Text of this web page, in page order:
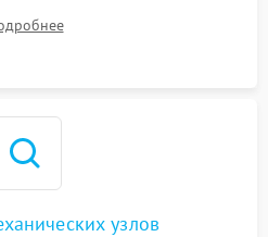
проводки и контактов.
узлов